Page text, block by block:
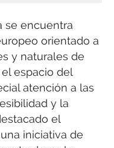
se encuentra
orientado a
y naturales de
espacio del
atención a las
y la
el
una iniciativa de